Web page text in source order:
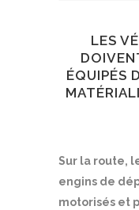
LES
ÉQUIPÉS
Sur la route,
engins de
motorisés et